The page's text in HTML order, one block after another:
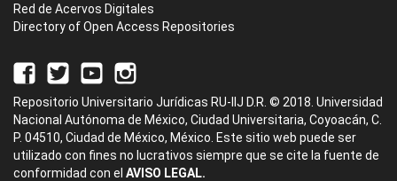
Red de Acervos Digitales
Directory of Open Access Repositories
Repositorio Universitario Jurídicas RU-IIJ D.R. © 2018. Universidad
Nacional Autónoma de México, Ciudad Universitaria, Coyoacán, C.
P. 04510, Ciudad de México, México. Este sitio web puede ser
utilizado con fines no lucrativos siempre que se cite la fuente de
conformidad con el AVISO LEGAL.